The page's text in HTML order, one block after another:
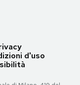
d'uso